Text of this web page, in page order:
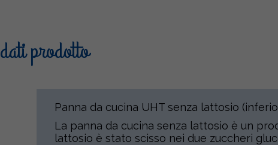
dati prodotto
Panna da cucina UHT senza lattosio
La panna da cucina senza lattosio è un
lattosio è stato scisso nei due zuccheri